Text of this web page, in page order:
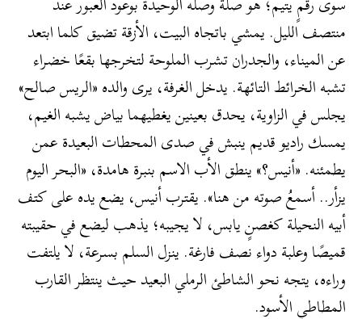
منتصف الليل. يمشي باتجاه البيت، الأزقة تضيق كلما ابتعد
عن الميناء، والجدران تشرب الملوحة لتخرجها بقعًا خضراء
تشبه الخرائط التائهة. يدخل الغرفة، يرى والده «الريس صالح»
يجلس في الزاوية، يحدق بعينين يغطيهما بياض يشبه الغيم،
يمسك راديو قديم ينبش في صدى المحطات البعيدة عمن
يطمئنه. «أنيس؟» ينطق الأب الاسم بنبرة هامدة، «البحر اليوم
يزأر.. أسمعُ صوته من هنا». يقترب أنيس، يضع يده على كتف
أبيه النحيلة كغصنٍ يابس، لا يجيبه؛ يذهب ليضع في حقيبته
قميصًا وعلبة دواء نصف فارغة. ينزل السلم بسرعة، لا يلتفت
وراءه، يتجه نحو الشاطئ الرملي البعيد حيث ينتظر القارب
المطاطي الأسود.